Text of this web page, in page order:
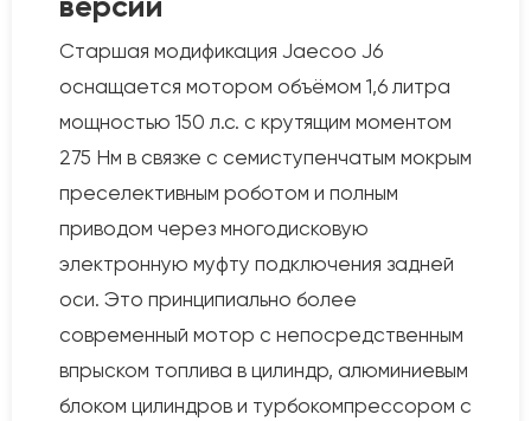
Старшая модификация Jaecoo J6
оснащается мотором объёмом 1,6 литра
мощностью 150 л.с. с крутящим моментом
275 Нм в связке с семиступенчатым мокрым
преселективным роботом и полным
приводом через многодисковую
электронную муфту подключения задней
оси. Это принципиально более
современный мотор с непосредственным
впрыском топлива в цилиндр, алюминиевым
блоком цилиндров и турбокомпрессором с